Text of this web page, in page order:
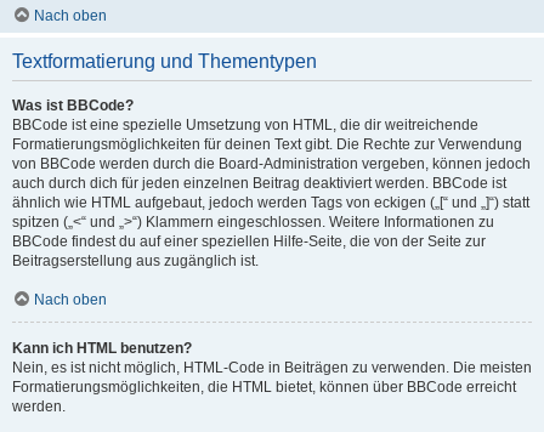
Nach oben
Textformatierung und Thementypen
Was ist BBCode?
BBCode ist eine spezielle Umsetzung von HTML, die dir weitreichende
Formatierungsmöglichkeiten für deinen Text gibt. Die Rechte zur Verwendung
von BBCode werden durch die Board-Administration vergeben, können jedoch
auch durch dich für jeden einzelnen Beitrag deaktiviert werden. BBCode ist
ähnlich wie HTML aufgebaut, jedoch werden Tags von eckigen („[“ und „]“) statt
spitzen („<“ und „>“) Klammern eingeschlossen. Weitere Informationen zu
BBCode findest du auf einer speziellen Hilfe-Seite, die von der Seite zur
Beitragserstellung aus zugänglich ist.
Nach oben
Kann ich HTML benutzen?
Nein, es ist nicht möglich, HTML-Code in Beiträgen zu verwenden. Die meisten
Formatierungsmöglichkeiten, die HTML bietet, können über BBCode erreicht
werden.